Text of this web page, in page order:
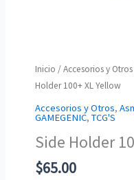
Inicio /Accesorios y Otros
Holder 100+ XL Yellow
Accesorios y Otros,
GAMEGENIC,TCG'S
Side Holder
$65.00